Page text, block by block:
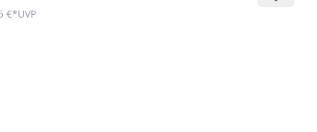
€*UVP